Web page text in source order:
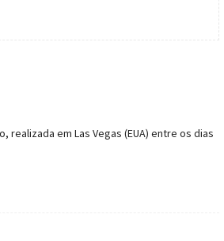
em Las Vegas (EUA) entre os dias